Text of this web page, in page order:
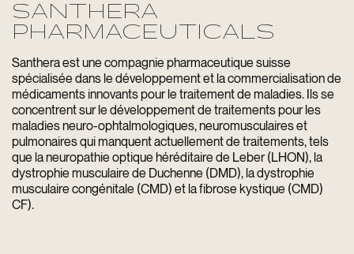
SANTHERA
PHARMACEUTICALS
Santhera est une compagnie pharmaceutique suisse
spécialisée dans le développement et la commercialisation de
médicaments innovants pour le traitement de maladies. Ils se
concentrent sur le développement de traitements pour les
maladies neuro-ophtalmologiques, neuromusculaires et
pulmonaires qui manquent actuellement de traitements, tels
que la neuropathie optique héréditaire de Leber (LHON), la
dystrophie musculaire de Duchenne (DMD), la dystrophie
musculaire congénitale (CMD) et la fibrose kystique (CMD)
CF).